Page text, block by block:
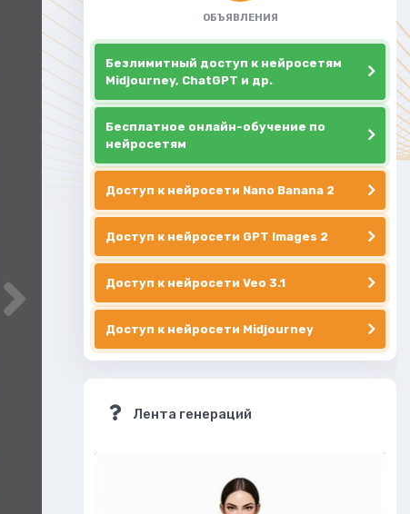
ОБЪЯВЛЕНИЯ
Безлимитный доступ к нейросетям
Midjourney, ChatGPT и др.
Бесплатное онлайн-обучение по
нейросетям
Доступ к нейросети Nano Banana 2
Доступ к нейросети GPT Images 2
Доступ к нейросети Veo 3.1
Доступ к нейросети Midjourney
Лента генераций